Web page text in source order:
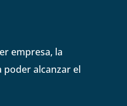
empresa, la
poder alcanzar el